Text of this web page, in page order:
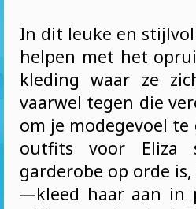
In dit leuke en
helpen met het
kleding waar ze
vaarwel tegen die
om je modegevoel
outfits voor Eliza
garderobe op orde
—kleed haar aan in